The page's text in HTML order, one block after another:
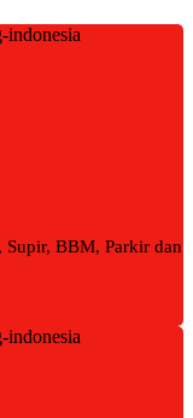
BBM, Parkir dan